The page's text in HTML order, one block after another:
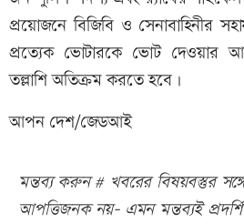
প্রয়োজনে বিজিবি ও সেনাবাহিনীর
প্রত্যেক ভোটারকে ভোট দেওয়ার
তল্লাশি অতিক্রম করতে হবে।
আপন দেশ/জেডআই
মন্তব্য করুন # খবরের বিষয়বস্তুর
আপত্তিজনক নয়- এমন মন্তব্যই